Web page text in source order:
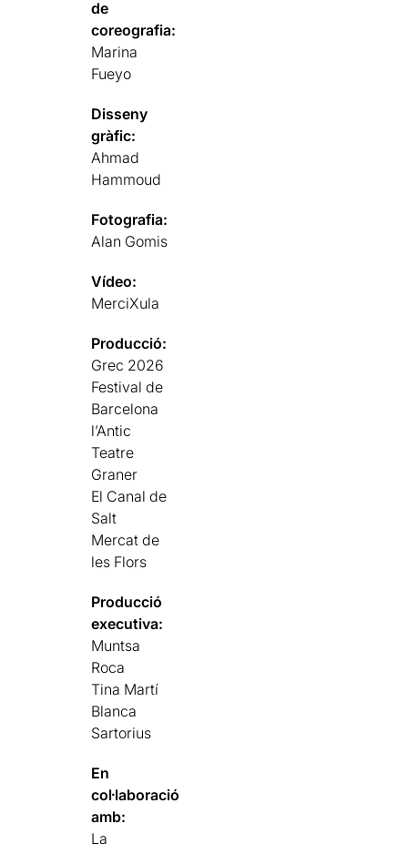
de
coreografia:
Marina
Fueyo
Disseny
gràfic:
Ahmad
Hammoud
Fotografia:
Alan Gomis
Vídeo:
MerciXula
Producció:
Grec 2026
Festival de
Barcelona
l’Antic
Teatre
Graner
El Canal de
Salt
Mercat de
les Flors
Producció
executiva:
Muntsa
Roca
Tina Martí
Blanca
Sartorius
En
col·laboració
amb:
La